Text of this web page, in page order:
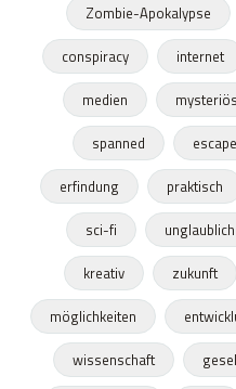
Zombie-Apokalypse
conspiracy
internet
medien
mysteriös
spanned
erfindung
praktisch
sci-fi
unglaublich
kreativ
zukunft
möglichkeiten
wissenschaft